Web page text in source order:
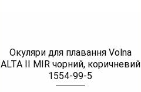
Окуляри для плавання Volna
ALTA II MIR чорний, коричневий
1554-99-5